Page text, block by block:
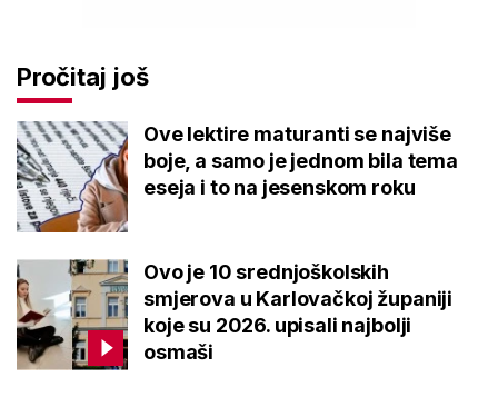
Pročitaj još
Ove lektire maturanti se najviše
boje, a samo je jednom bila tema
eseja i to na jesenskom roku
Ovo je 10 srednjoškolskih
smjerova u Karlovačkoj županiji
koje su 2026. upisali najbolji
osmaši